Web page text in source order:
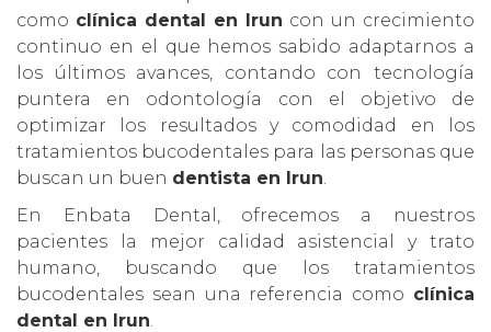
como clínica dental en Irun con un crecimiento
continuo en el que hemos sabido adaptarnos a
los últimos avances, contando con tecnología
puntera en odontología con el objetivo de
optimizar los resultados y comodidad en los
tratamientos bucodentales para las personas que
buscan un buen dentista en Irun.
En Enbata Dental, ofrecemos a nuestros
pacientes la mejor calidad asistencial y trato
humano, buscando que los tratamientos
bucodentales sean una referencia como clínica
dental en Irun.